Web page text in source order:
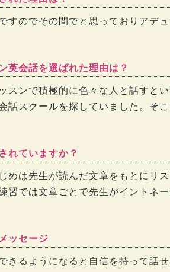
すのでその間でと思っておりアデ
英会話を選ばれた理由は？
スンで積極的に色々な人と話すと
話スクールを探していました。そ
れていますか？
めは先生が読んだ文章をもとにリ
習では文章ごとで先生がイントネ
ッセージ
きるようになると自信を持って話